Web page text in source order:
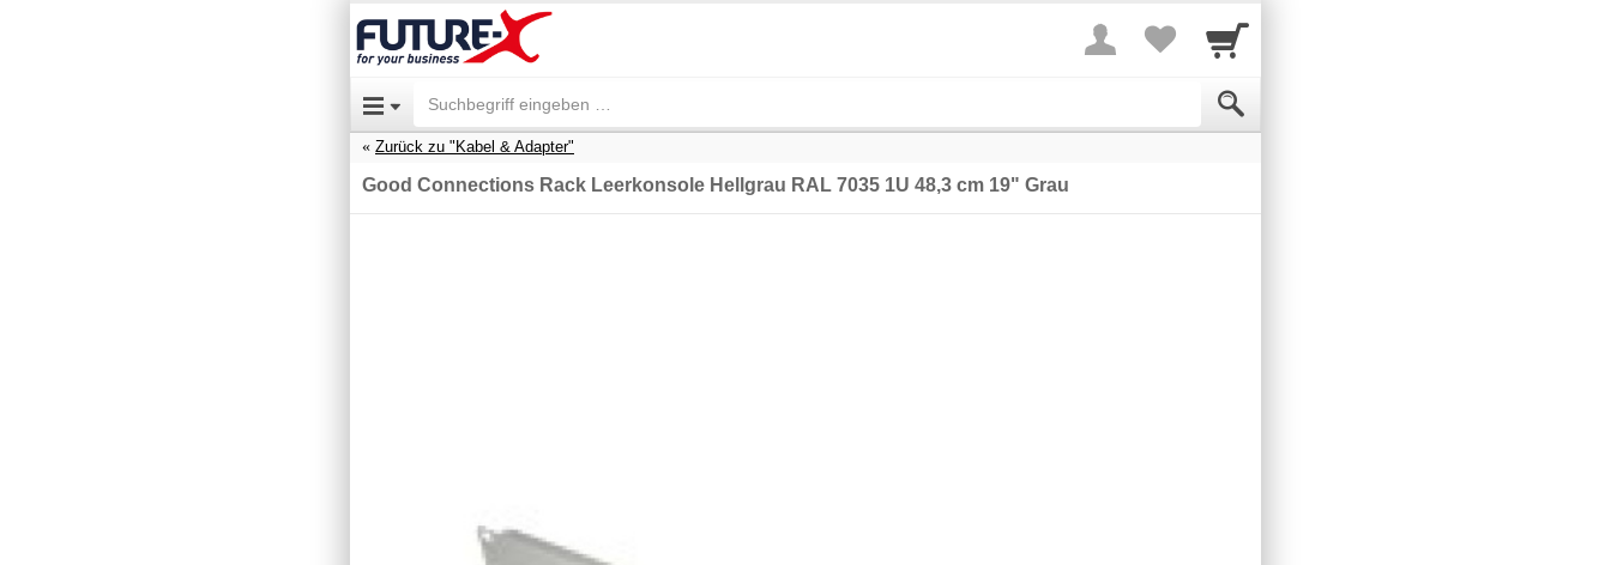
Zurück zu "Kabel & Adapter"
Good Connections Rack Leerkonsole Hellgrau RAL 7035 1U 48,3 cm 19" Grau